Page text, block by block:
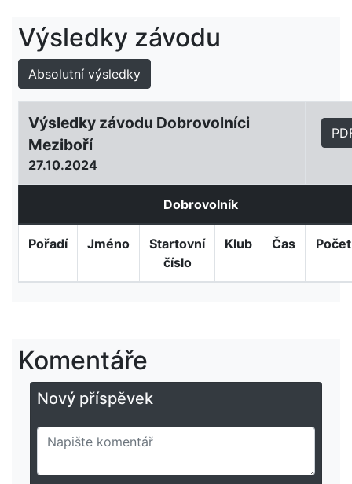
Výsledky závodu
Absolutní výsledky
Výsledky závodu Dobrovolníci
Meziboří
27.10.2024
Dobrovolník
Pořadí Jméno
Startovní
číslo
Klub Čas
Komentáře
Nový příspěvek